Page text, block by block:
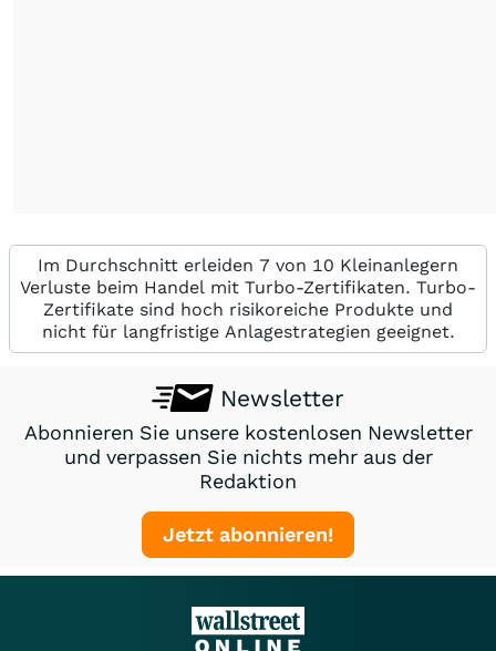
Im Durchschnitt erleiden 7 von 10 Kleinanlegern
Verluste beim Handel mit Turbo-Zertifikaten. Turbo-
Zertifikate sind hoch risikoreiche Produkte und
nicht für langfristige Anlagestrategien geeignet.
Newsletter
Abonnieren Sie unsere kostenlosen Newsletter
und verpassen Sie nichts mehr aus der
Redaktion
Jetzt abonnieren!